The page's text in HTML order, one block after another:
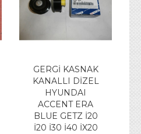
GERGİ KASNAK
KANALLI DİZEL
HYUNDAI
ACCENT ERA
BLUE GETZ İ20
İ20 İ30 İ40 İX20